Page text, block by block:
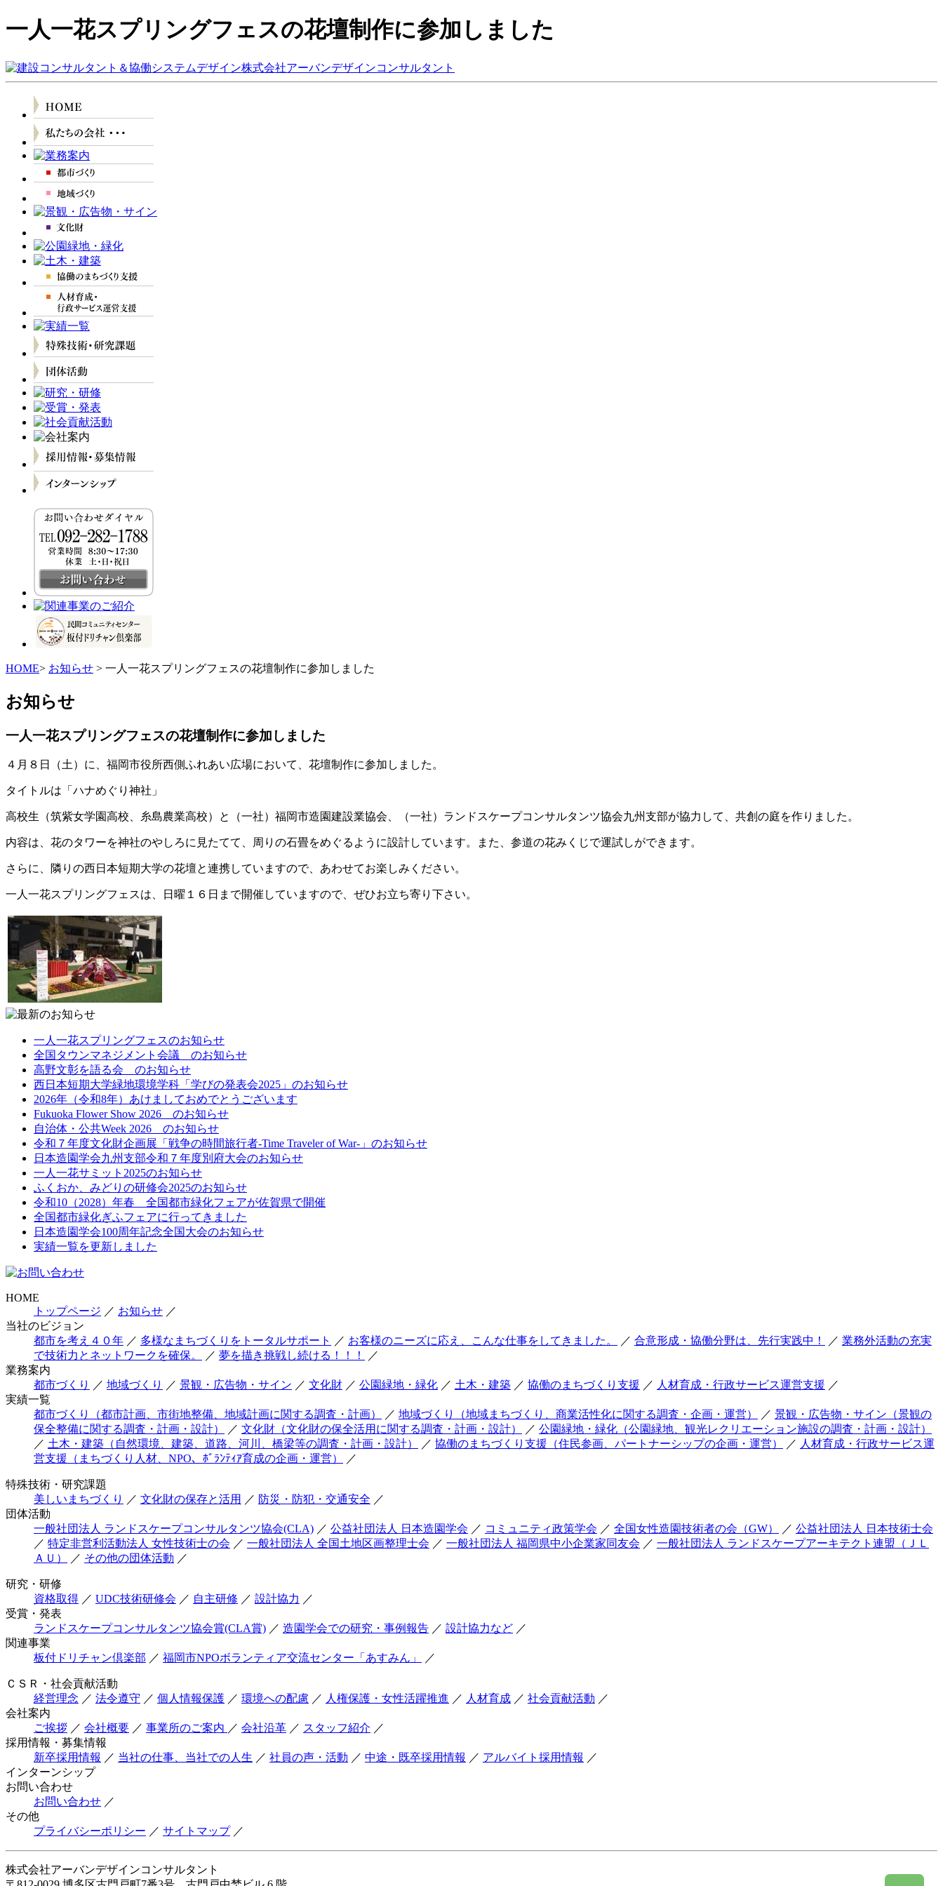
一人一花スプリングフェスの花壇制作に参加しました
HOME> お知らせ > 一人一花スプリングフェスの花壇制作に参加しました
お知らせ
一人一花スプリングフェスの花壇制作に参加しました
４月８日（土）に、福岡市役所西側ふれあい広場において、花壇制作に参加しました。
タイトルは「ハナめぐり神社」
高校生（筑紫女学園高校、糸島農業高校）と（一社）福岡市造園建設業協会、（一社）ランドスケープコンサルタンツ協会九州支部が協力して、共創の庭を作りました。
内容は、花のタワーを神社のやしろに見たてて、周りの石畳をめぐるように設計しています。また、参道の花みくじで運試しができます。
さらに、隣りの西日本短期大学の花壇と連携していますので、あわせてお楽しみください。
一人一花スプリングフェスは、日曜１６日まで開催していますので、ぜひお立ち寄り下さい。
一人一花スプリングフェスのお知らせ
全国タウンマネジメント会議 のお知らせ
高野文彰を語る会 のお知らせ
西日本短期大学緑地環境学科「学びの発表会2025」のお知らせ
2026年（令和8年）あけましておめでとうございます
Fukuoka Flower Show 2026 のお知らせ
自治体・公共Week 2026 のお知らせ
令和７年度文化財企画展「戦争の時間旅行者-Time Traveler of War-」のお知らせ
日本造園学会九州支部令和７年度別府大会のお知らせ
一人一花サミット2025のお知らせ
ふくおか、みどりの研修会2025のお知らせ
令和10（2028）年春 全国都市緑化フェアが佐賀県で開催
全国都市緑化ぎふフェアに行ってきました
日本造園学会100周年記念全国大会のお知らせ
実績一覧を更新しました
HOME
トップページ ／ お知らせ ／
当社のビジョン
都市を考え４０年 ／ 多様なまちづくりをトータルサポート ／ お客様のニーズに応え、こんな仕事をしてきました。 ／ 合意形成・協働分野は、先行実践中！ ／ 業務外活動の充実
で技術力とネットワークを確保。
／ 夢を描き挑戦し続ける！！！
／
業務案内
都市づくり
／ 地域づくり ／ 景観・広告物・サイン ／ 文化財 ／ 公園緑地・緑化 ／ 土木・建築 ／ 協働のまちづくり支援 ／ 人材育成・行政サービス運営支援 ／
実績一覧
都市づくり（都市計画、市街地整備、地域計画に関する調査・計画）
／ 地域づくり（地域まちづくり、商業活性化に関する調査・企画・運営） ／ 景観・広告物・サイン（景観の
保全整備に関する調査・計画・設計）
／ 文化財（文化財の保全活用に関する調査・計画・設計） ／ 公園緑地・緑化（公園緑地、観光レクリエーション施設の調査・計画・設計）
／ 土木・建築（自然環境、建築、道路、河川、橋梁等の調査・計画・設計） ／ 協働のまちづくり支援（住民参画、パートナーシップの企画・運営） ／ 人材育成・行政サービス運
営支援（まちづくり人材、NPO、ﾎﾞﾗﾝﾃｨｱ育成の企画・運営）
／
特殊技術・研究課題
美しいまちづくり
／ 文化財の保存と活用 ／ 防災・防犯・交通安全 ／
団体活動
一般社団法人 ランドスケープコンサルタンツ協会(CLA) ／ 公益社団法人 日本造園学会 ／ コミュニティ政策学会 ／ 全国女性造園技術者の会（GW） ／ 公益社団法人 日本技術士会
／ 特定非営利活動法人 女性技術士の会 ／ 一般社団法人 全国土地区画整理士会 ／ 一般社団法人 福岡県中小企業家同友会 ／ 一般社団法人 ランドスケープアーキテクト連盟（ＪＬ
ＡＵ）
／ その他の団体活動 ／
研究・研修
資格取得 ／ UDC技術研修会 ／ 自主研修 ／ 設計協力 ／
受賞・発表
ランドスケープコンサルタンツ協会賞(CLA賞) ／ 造園学会での研究・事例報告 ／ 設計協力など ／
関連事業
板付ドリチャン倶楽部 ／ 福岡市NPOボランティア交流センター「あすみん」 ／
ＣＳＲ・社会貢献活動
経営理念 ／ 法令遵守 ／ 個人情報保護 ／ 環境への配慮 ／ 人権保護・女性活躍推進 ／ 人材育成 ／ 社会貢献活動 ／
会社案内
ご挨拶 ／ 会社概要 ／ 事業所のご案内 ／ 会社沿革 ／ スタッフ紹介 ／
採用情報・募集情報
新卒採用情報 ／ 当社の仕事、当社での人生 ／ 社員の声・活動 ／ 中途・既卒採用情報 ／ アルバイト採用情報 ／
インターンシップ
お問い合わせ
お問い合わせ ／
その他
プライバシーポリシー ／ サイトマップ／
株式会社アーバンデザインコンサルタント